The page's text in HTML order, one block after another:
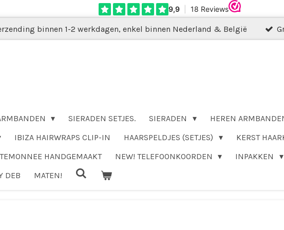
binnen 1-2 werkdagen, enkel binnen Nederland & België
SIERADEN SETJES. SIERADEN HEREN
IBIZA HAIRWRAPS CLIP-IN HAARSPELDJES (SETJES)
KERST
HANDGEMAAKT
NEW! TELEFOONKOORDEN INPAKKEN
DEB
MATEN!